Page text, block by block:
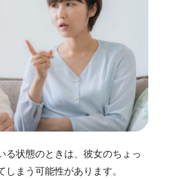
る状態のときは、彼女のちょっ
まう可能性があります。